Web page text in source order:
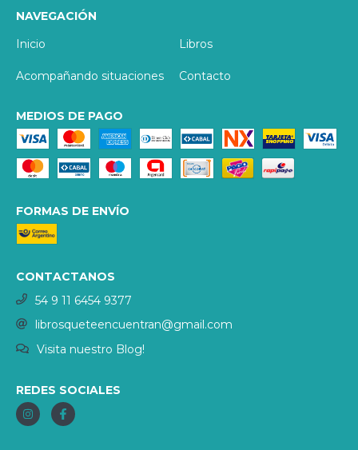
NAVEGACIÓN
Inicio
Libros
Acompañando situaciones Contacto
MEDIOS DE PAGO
FORMAS DE ENVÍO
CONTACTANOS
54 9 11 6454 9377
librosqueteencuentran@gmail.com
Visita nuestro Blog!
REDES SOCIALES